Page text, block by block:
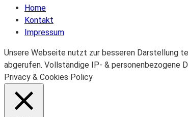
Home
Kontakt
Impressum
Unsere Webseite nutzt zur besseren Darstellung
abgerufen. Vollständige IP- & personenbezogene
Privacy & Cookies Policy